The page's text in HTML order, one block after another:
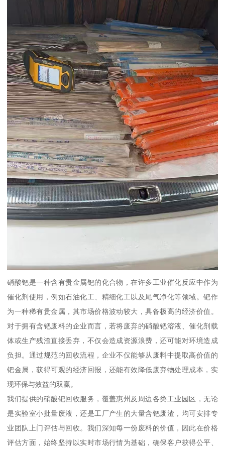
硝酸钯是一种含有贵金属钯的化合物，在许多工业催化反应中作为
催化剂使用，例如石油化工、精细化工以及尾气净化等领域。钯作
为一种稀有贵金属，其市场价格波动较大，具备极高的经济价值。
对于拥有含钯废料的企业而言，若将废弃的硝酸钯溶液、催化剂载
体或生产残渣直接丢弃，不仅会造成资源浪费，还可能对环境造成
负担。通过规范的回收流程，企业不仅能够从废料中提取高价值的
钯金属，获得可观的经济回报，还能有效降低废弃物处理成本，实
现环保与效益的双赢。
我们提供的硝酸钯回收服务，覆盖惠州及周边各类工业园区，无论
是实验室小批量废液，还是工厂产生的大量含钯废渣，均可安排专
业团队上门评估与回收。我们深知每一份废料的价值，因此在价格
评估方面，始终坚持以实时市场行情为基础，确保客户获得公平、